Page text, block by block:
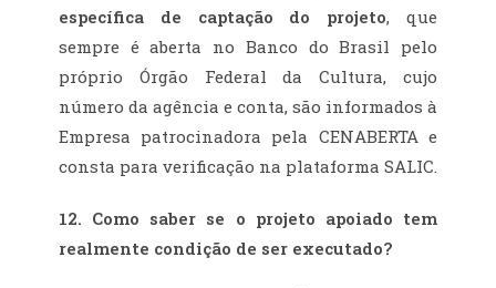
específica de captação do projeto, que
sempre é aberta no Banco do Brasil pelo
próprio Órgão Federal da Cultura, cujo
número da agência e conta, são informados à
Empresa patrocinadora pela CENABERTA e
consta para verificação na plataforma SALIC.
12. Como saber se o projeto apoiado tem
realmente condição de ser executado?